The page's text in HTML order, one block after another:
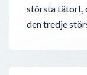
största tätort,
den tredje